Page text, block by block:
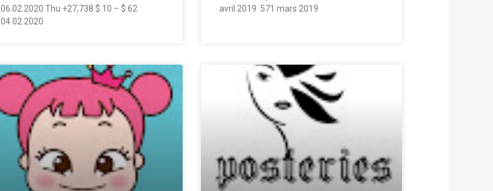
06.02.2020 Thu +27,738 $ 10 – $ 62
04.02.2020
avril 2019  571 mars 2019 